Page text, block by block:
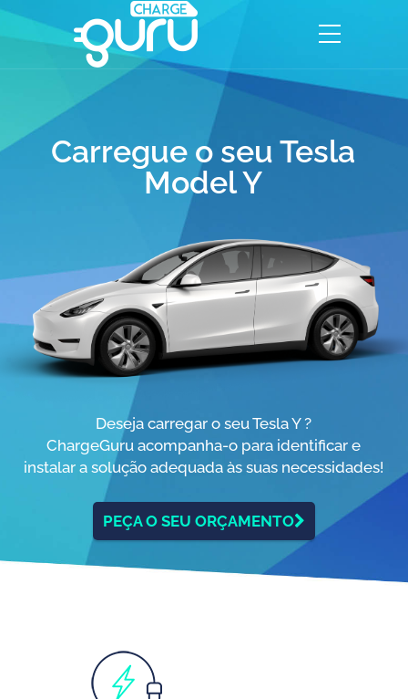
Carregue o seu Tesla
Model Y
Deseja carregar o seu Tesla Y ?
ChargeGuru acompanha-o para identificar e
instalar a solução adequada às suas necessidades!
PEÇA O SEU ORÇAMENTO